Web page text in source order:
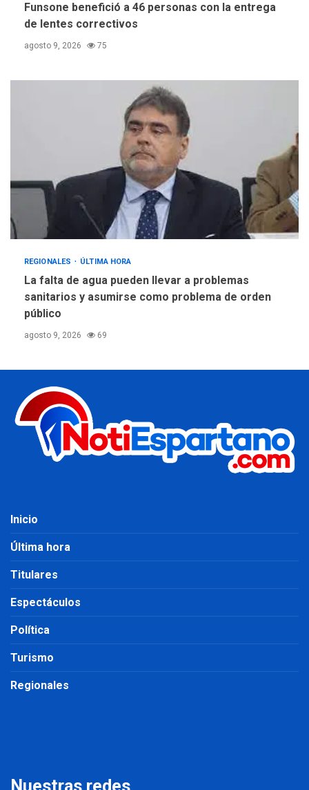
Funsone benefició a 46 personas con la entrega
de lentes correctivos
agosto 9, 2026 75
REGIONALES ÚLTIMA HORA
La falta de agua pueden llevar a problemas
sanitarios y asumirse como problema de orden
público
agosto 9, 2026 69
Inicio
Última hora
Titulares
Espectáculos
Política
Turismo
Regionales